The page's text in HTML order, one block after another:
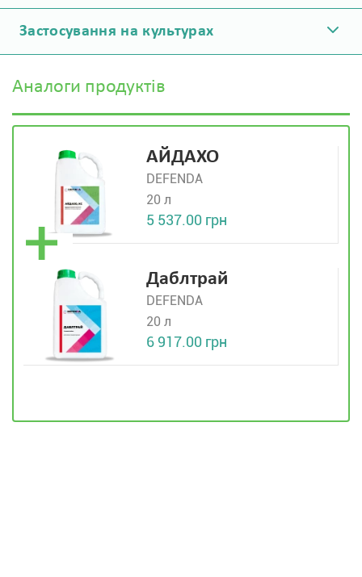
Застосування на культурах
Аналоги продуктів
АЙДАХО
DEFENDA
20 л
5 537.00 грн
Даблтрай
DEFENDA
20 л
6 917.00 грн